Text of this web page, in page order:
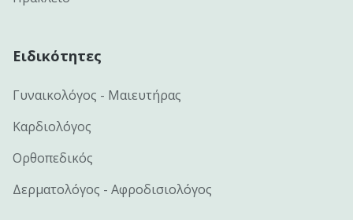
Ειδικότητες
Γυναικολόγος - Μαιευτήρας
Καρδιολόγος
Ορθοπεδικός
Δερματολόγος - Αφροδισιολόγος